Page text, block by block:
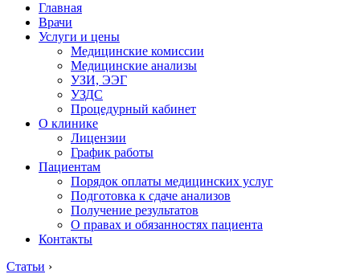
Главная
Врачи
Услуги и цены
Медицинские комиссии
Медицинские анализы
УЗИ, ЭЭГ
УЗДС
Процедурный кабинет
О клинике
Лицензии
График работы
Пациентам
Порядок оплаты медицинских услуг
Подготовка к сдаче анализов
Получение результатов
О правах и обязанностях пациента
Контакты
Статьи ›